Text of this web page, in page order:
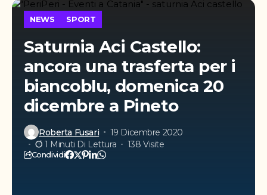
NEWS SPORT
Saturnia Aci Castello:
ancora una trasferta per i
biancoblu, domenica 20
dicembre a Pineto
Roberta Fusari
19 Dicembre 2020
1 Minuti Di Lettura
138 Visite
Condividi